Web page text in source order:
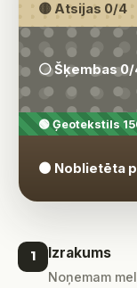
🟡 Atsijas 0/4
⚪ Šķembas
🟢 Ģeotekstils
🟤 Noblietēta
1 Izrakums
Noņemam